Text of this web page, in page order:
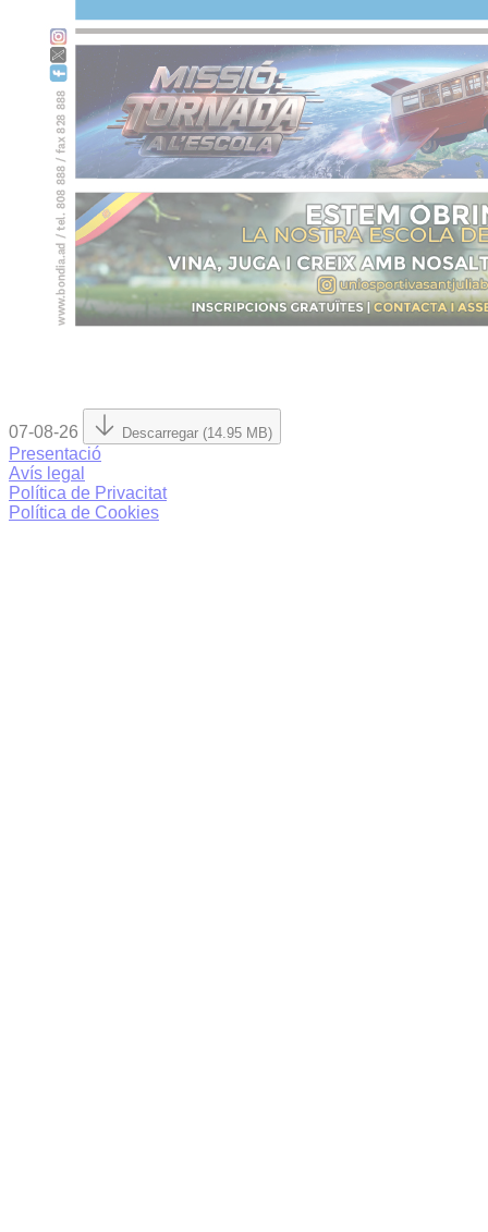
07-08-26 Descarregar (14.95 MB)
Presentació
Avís legal
Política de Privacitat
Política de Cookies